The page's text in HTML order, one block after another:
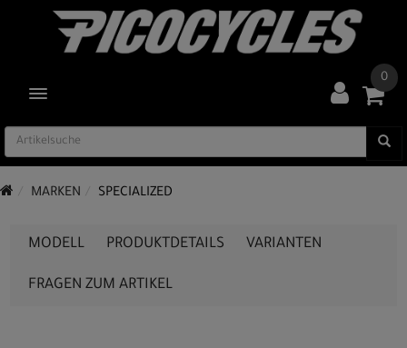
TOGGLE NAVIGATION
0
MARKEN SPECIALIZED
MODELL PRODUKTDETAILS VARIANTEN
FRAGEN ZUM ARTIKEL